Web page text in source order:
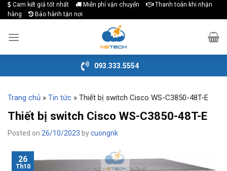
Skip
to
content
Cam kết giá tốt nhất Miễn phí vận chuyển
Thanh toán khi nhận
hàng
Bảo hành tận nơi
093.333.5554
Trang chủ » Tin tức » Thiết bị switch Cisco WS-C3850-48T-E
Thiết bị switch Cisco WS-C3850-48T-E
Posted on 26/10/2023 bycuongnk
26
Th10